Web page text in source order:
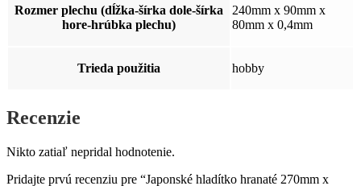
Rozmer plechu (dĺžka-šírka dole-šírka
hore-hrúbka plechu)
240mm x 90mm x
80mm x 0,4mm
Trieda použitia hobby
Recenzie
Nikto zatiaľ nepridal hodnotenie.
Pridajte prvú recenziu pre “Japonské hladítko hranaté 270mm x